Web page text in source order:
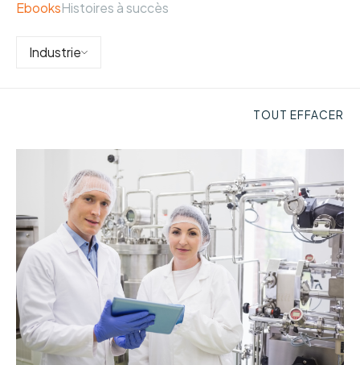
EbooksHistoires à succès
Industrie
TOUT EFFACER